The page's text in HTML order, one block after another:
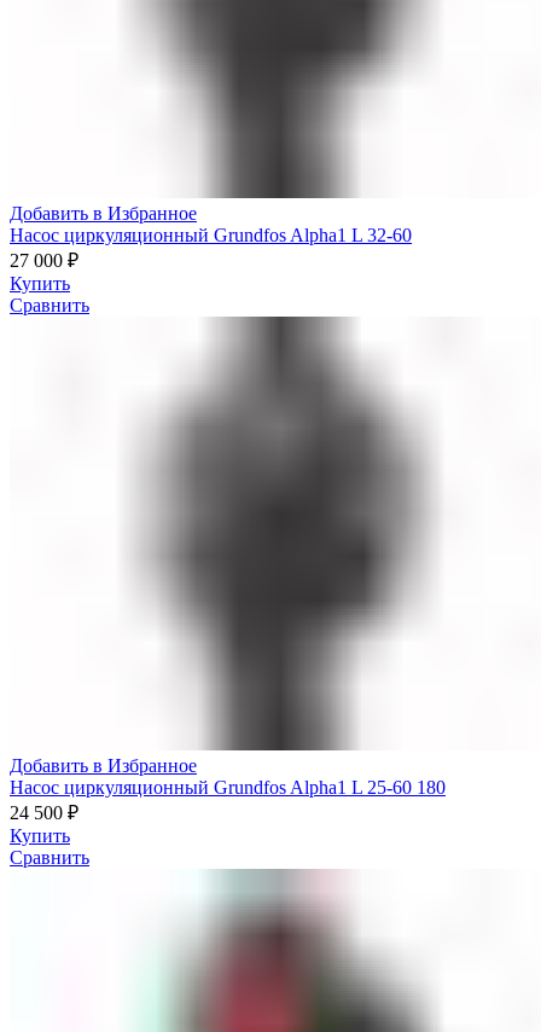
Добавить в Избранное
Насос циркуляционный Grundfos Alpha1 L 32-60
27 000 ₽
Купить
Сравнить
Добавить в Избранное
Насос циркуляционный Grundfos Alpha1 L 25-60 180
24 500 ₽
Купить
Сравнить